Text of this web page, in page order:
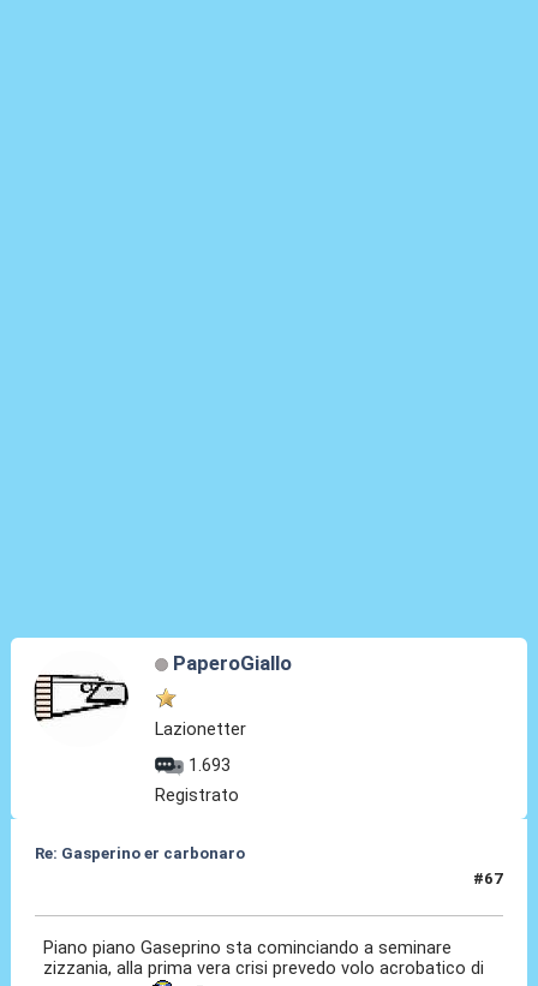
PaperoGiallo
Lazionetter
1.693
Registrato
Re: Gasperino er carbonaro
#67
Piano piano Gaseprino sta cominciando a seminare
zizzania, alla prima vera crisi prevedo volo acrobatico di